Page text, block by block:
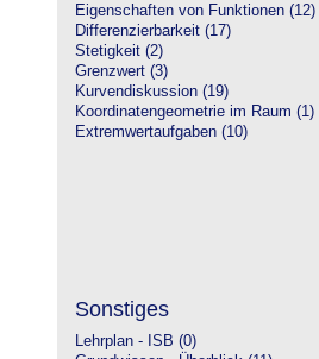
Eigenschaften von Funktionen (12)
Differenzierbarkeit (17)
Stetigkeit (2)
Grenzwert (3)
Kurvendiskussion (19)
Koordinatengeometrie im Raum (1)
Extremwertaufgaben (10)
Sonstiges
Lehrplan - ISB (0)